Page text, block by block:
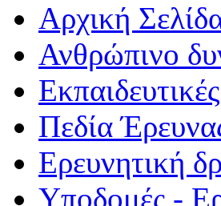
Αρχική
Ανθρώπινο
Πεδία
Ερευνητική
Υποδομές -